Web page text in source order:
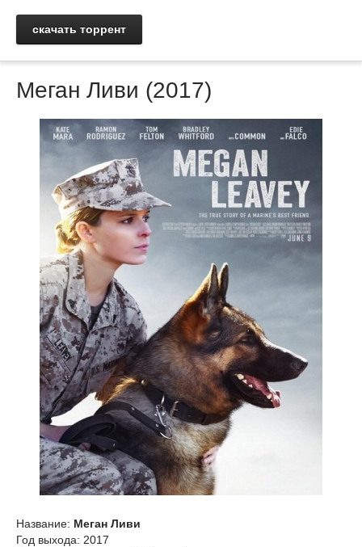
скачать торрент
Меган Ливи (2017)
Название: Меган Ливи
Год выхода: 2017